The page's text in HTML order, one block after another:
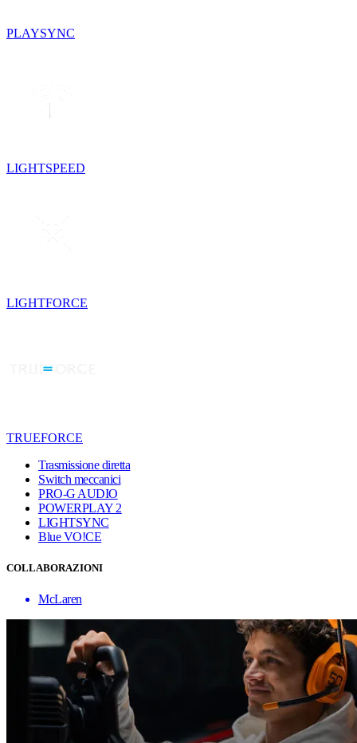
PLAYSYNC
LIGHTSPEED
LIGHTFORCE
TRUEFORCE
Trasmissione diretta
Switch meccanici
PRO-G AUDIO
POWERPLAY 2
LIGHTSYNC
Blue VO!CE
COLLABORAZIONI
McLaren